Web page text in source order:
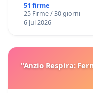
51 firme
25 Firme / 30 giorni
6 Jul 2026
"Anzio Respira: